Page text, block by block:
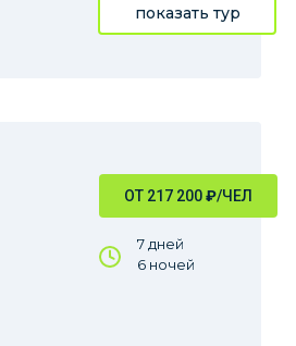
показать тур
ОТ 217 200₽/ЧЕЛ
7 дней
6 ночей